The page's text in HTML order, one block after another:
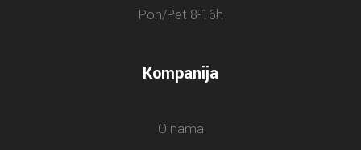
Pon/Pet 8-16h
Kompanija
O nama